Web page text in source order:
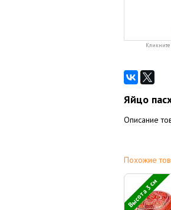
Кликните
Яйцо
Описание
Похожие
Высота 3 см